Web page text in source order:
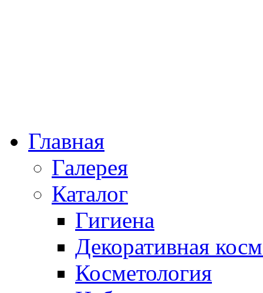
Главная
Галерея
Каталог
Гигиена
Декоративная
Косметология